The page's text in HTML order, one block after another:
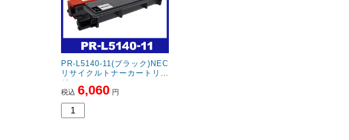
PR-L5140-11(ブラック)NEC
リサイクルトナーカートリッ
ジ
税込 6,060 円